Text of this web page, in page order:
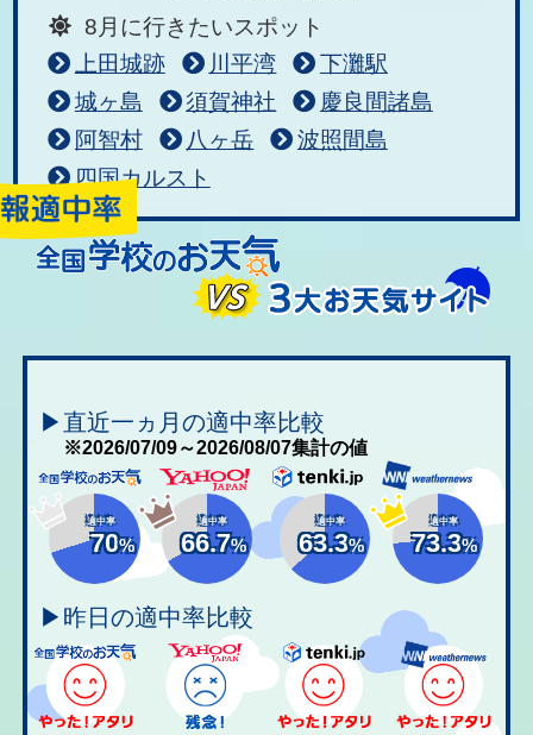
8月に行きたいスポット
上田城跡
川平湾
下灘駅
城ヶ島
須賀神社
慶良間諸島
阿智村
八ヶ岳
波照間島
四国カルスト
▶直近一ヵ月の適中率比較
※2026/07/09～2026/08/07集計の値
適中率
70%
適中率
66.7%
適中率
63.3%
適中率
73.3%
▶昨日の適中率比較